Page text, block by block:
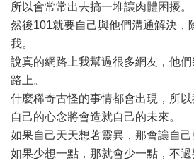
所以會常常出去搞一堆讓肉體困擾。
然後101就要自己與他們溝通解決，
我。
說真的網路上我幫過很多網友，他
路上。
什麼稀奇古怪的事情都會出現，所以
自己的心念將會造就自己的未來。
如果自己天天想著靈異，那會讓自己
如果少想一點，那就會少一點，不過